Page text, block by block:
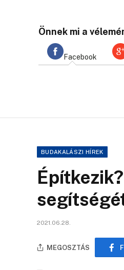
Önnek mi a
Facebook
BUDAKALÁSZI HÍREK
2021.06.28.
MEGOSZTÁS